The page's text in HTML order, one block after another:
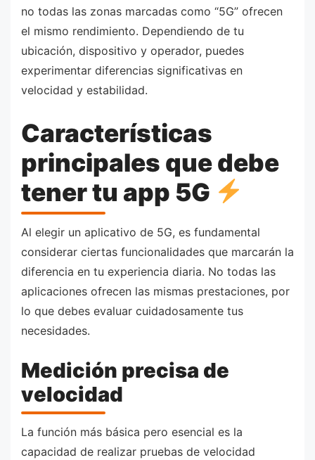
no todas las zonas marcadas como “5G” ofrecen
el mismo rendimiento. Dependiendo de tu
ubicación, dispositivo y operador, puedes
experimentar diferencias significativas en
velocidad y estabilidad.
Características
principales que debe
tener tu app 5G
Al elegir un aplicativo de 5G, es fundamental
considerar ciertas funcionalidades que marcarán la
diferencia en tu experiencia diaria. No todas las
aplicaciones ofrecen las mismas prestaciones, por
lo que debes evaluar cuidadosamente tus
necesidades.
Medición precisa de
velocidad
La función más básica pero esencial es la
capacidad de realizar pruebas de velocidad